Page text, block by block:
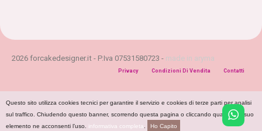
2026 forcakedesigner.it - P.Iva 07531580723 - made in aryma
Privacy Condizioni Di Vendita Contatti
Questo sito utilizza cookies tecnici per garantire il servizio e cookies di terze parti per analisi
sul traffico. Chiudendo questo banner, scorrendo questa pagina o cliccando qualunque suo
elemento ne acconsenti l’uso.
informativa completa Ho Capito